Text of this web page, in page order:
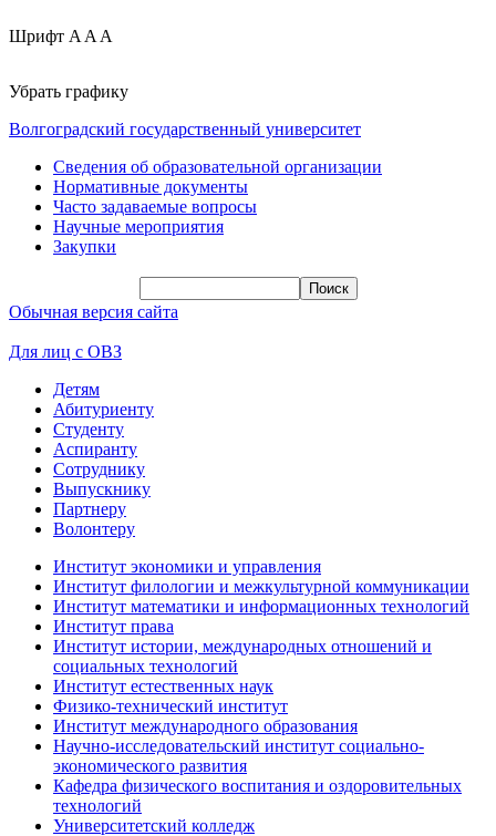
Шрифт A A A
Убрать графику
Волгоградский государственный университет
Сведения об образовательной организации
Нормативные документы
Часто задаваемые вопросы
Научные мероприятия
Закупки
Обычная версия сайта
Для лиц с ОВЗ
Детям
Абитуриенту
Студенту
Аспиранту
Сотруднику
Выпускнику
Партнеру
Волонтеру
Институт экономики и управления
Институт филологии и межкультурной коммуникации
Институт математики и информационных технологий
Институт права
Институт истории, международных отношений и
социальных технологий
Институт естественных наук
Физико-технический институт
Институт международного образования
Научно-исследовательский институт социально-
экономического развития
Кафедра физического воспитания и оздоровительных
технологий
Университетский колледж